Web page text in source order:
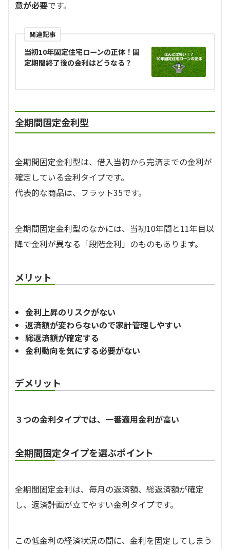
意が必要です。
関連記事
当初10年固定住宅ローンの正体！固
定期間終了後の金利はどうなる？
全期間固定金利型
全期間固定金利型は、借入当初から完済までの金利が
確定している金利タイプです。
代表的な商品は、フラット35です。
全期間固定金利型のなかには、当初10年間と11年目以
降で金利が異なる「段階金利」のものもあります。
メリット
金利上昇のリスクがない
返済額が変わらないので家計管理しやすい
総返済額が確定する
金利動向を気にする必要がない
デメリット
３つの金利タイプでは、一番適用金利が高い
全期間固定タイプを選ぶポイント
全期間固定金利は、毎月の返済額、総返済額が確定
し、返済計画が立てやすい金利タイプです。
この低金利の経済状況の間に、金利を固定してしまう